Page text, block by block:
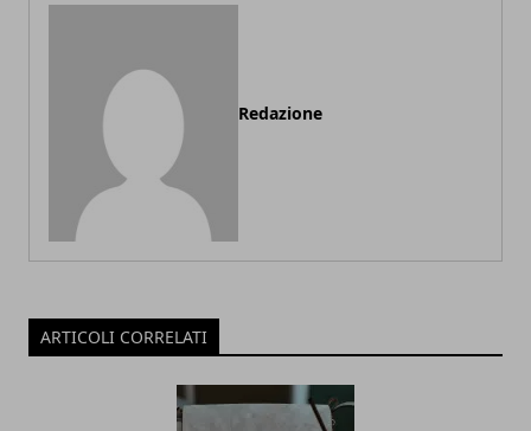
Redazione
ARTICOLI CORRELATI